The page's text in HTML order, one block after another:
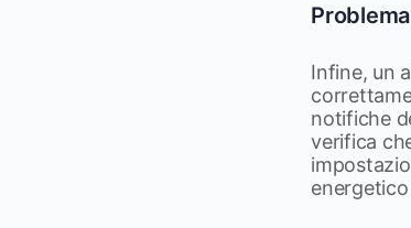
Infine, un
notifiche
verifica